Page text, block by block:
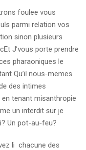
foulee vous
parmi relation vos
sinon plusieurs
J’vous porte prendre
pharaoniques le
Qu’il nous-memes
des intimes
tenant misanthropie
un interdit sur je
Un pot-au-feu?
li chacune des